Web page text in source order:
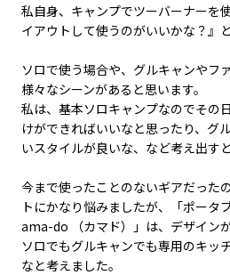
私自身、キャンプでツーバーナーを
イアウトして使うのがいいかな？』
ソロで使う場合や、グルキャンやフ
様々なシーンがあると思います。
私は、基本ソロキャンプなのでその
けができればいいなと思ったり、グ
いスタイルが良いな、など考え出す
今まで使ったことのないギアだった
トにかなり悩みましたが、「ポータ
ama-do （カマド）」は、デザイン
ソロでもグルキャンでも専用のキッ
なと考えました。